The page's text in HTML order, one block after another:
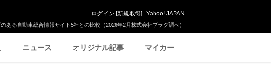
ある自動車総合情報サイト5社との比較（2026年2月株式会社プラグ調べ）
ログイン [新規取得] Yahoo! JAPAN
ニュース オリジナル記事 マイカー